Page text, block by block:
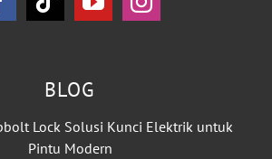
BLOG
Lock Solusi Kunci Elektrik untuk
Pintu Modern